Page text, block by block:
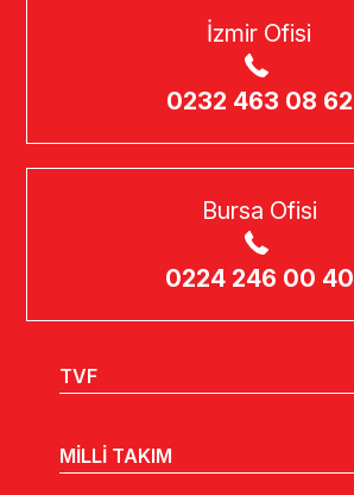
İzmir Ofisi
0232 463 08 62
Bursa Ofisi
0224 246 00 40
TVF
MİLLİ TAKIM